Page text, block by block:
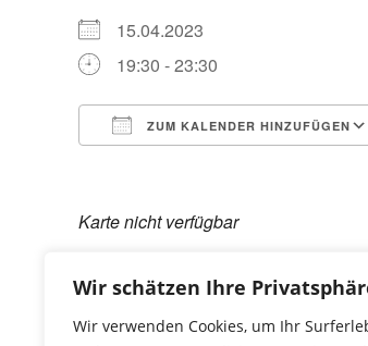
Wir schätzen Ihre
Wir verwenden Cookies, um Ihr
15.04.2023
19:30 - 23:30
ZUM KALENDER HINZUFÜGEN
Karte nicht verfügbar
Anmeldung erwünscht bei Gudrun